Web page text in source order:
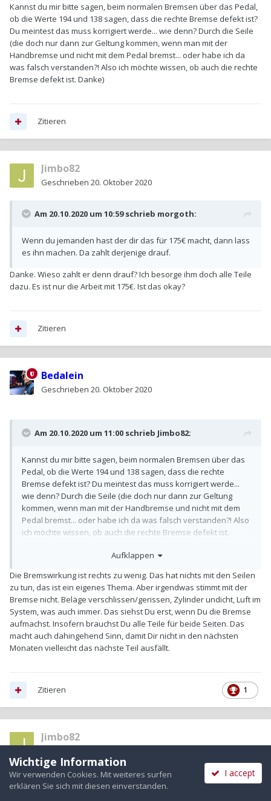
Somit wird das linke Bremsseil schwergäng (bzw.
schwergängiger als rechts) gehen.
Für mich heißt das zusammenfassend: Bremse auf der
Hinterachse erneuern und gleichzeitig die Bremsseile
erneuern. Ich würde hier direkt den Aufwand betreiben, auch
das vordere Seil, das bis zum Handbremshebel führt,
Kannst du mir bitte sagen, beim normalen Bremsen über das Pedal,
ob die Werte 194 und 138 sagen, dass die rechte Bremse defekt ist?
Du meintest das muss korrigiert werde... wie denn? Durch die Seile
(die doch nur dann zur Geltung kommen, wenn man mit der
Handbremse und nicht mit dem Pedal bremst... oder habe ich da
was falsch verstanden?! Also ich möchte wissen, ob auch die rechte
Bremse defekt ist. Danke)
Zitieren
Jimbo82
Geschrieben 20. Oktober 2020
Am 20.10.2020 um 10:59 schrieb morgoth:
Wenn du jemanden hast der dir das für 175€ macht, dann lass
es ihn machen. Da zahlt derjenige drauf.
Danke. Wieso zahlt er denn drauf? Ich besorge ihm doch alle Teile
dazu. Es ist nur die Arbeit mit 175€. Ist das okay?
Zitieren
Bedalein
Geschrieben 20. Oktober 2020
Am 20.10.2020 um 11:00 schrieb Jimbo82:
Kannst du mir bitte sagen, beim normalen Bremsen über das
Pedal, ob die Werte 194 und 138 sagen, dass die rechte
Bremse defekt ist? Du meintest das muss korrigiert werde...
wie denn? Durch die Seile (die doch nur dann zur Geltung
kommen, wenn man mit der Handbremse und nicht mit dem
Pedal bremst... oder habe ich da was falsch verstanden?! Also
ich möchte wissen, ob auch die rechte Bremse defekt ist.
Aufklappen
Die Bremswirkung ist rechts zu wenig. Das hat nichts mit den Seilen
zu tun, das ist ein eigenes Thema. Aber irgendwas stimmt mit der
Bremse nicht. Beläge verschlissen/gerissen, Zylinder undicht, Luft im
System, was auch immer. Das siehst Du erst, wenn Du die Bremse
aufmachst. Insofern brauchst Du alle Teile für beide Seiten. Das
macht auch dahingehend Sinn, damit Dir nicht in den nächsten
Monaten vielleicht das nächste Teil ausfällt.
1
Zitieren
Jimbo82
Am 20.10.2020 um 11:05 schriebBedalein
Wichtige Information
Wir verwenden Cookies. Mit weiteres surfen
erklären Sie sich mit diesen einverstanden.
I accept